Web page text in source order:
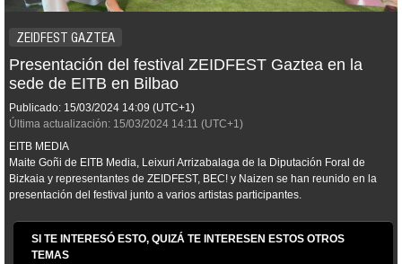
ZEIDFEST GAZTEA
Presentación del festival ZEIDFEST Gaztea en la
sede de EITB en Bilbao
Publicado: 15/03/2024 14:09 (UTC+1)
Última actualización: 15/03/2024 14:11 (UTC+1)
EITB MEDIA
Maite Goñi de EITB Media, Leixuri Arrizabalaga de la Diputación Foral de
Bizkaia y representantes de ZEIDFEST, BEC! y Naizen se han reunido en la
presentación del festival junto a varios artistas participantes.
SI TE INTERESÓ ESTO, QUIZÁ TE INTERESEN ESTOS OTROS
TEMAS